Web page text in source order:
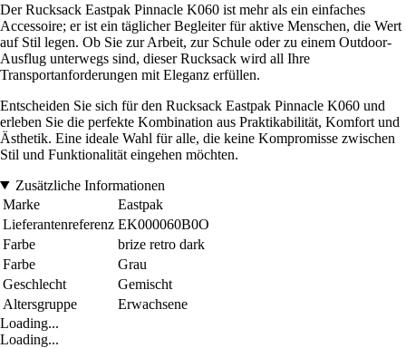
Der Rucksack Eastpak Pinnacle K060 ist mehr als ein einfaches
Accessoire; er ist ein täglicher Begleiter für aktive Menschen, die Wert
auf Stil legen. Ob Sie zur Arbeit, zur Schule oder zu einem Outdoor-
Ausflug unterwegs sind, dieser Rucksack wird all Ihre
Transportanforderungen mit Eleganz erfüllen.
Entscheiden Sie sich für den Rucksack Eastpak Pinnacle K060 und
erleben Sie die perfekte Kombination aus Praktikabilität, Komfort und
Ästhetik. Eine ideale Wahl für alle, die keine Kompromisse zwischen
Stil und Funktionalität eingehen möchten.
Zusätzliche Informationen
Marke
Eastpak
Lieferantenreferenz EK000060B0O
Farbe
brize retro dark
Farbe
Grau
Geschlecht
Gemischt
Altersgruppe
Erwachsene
Loading...
Loading...